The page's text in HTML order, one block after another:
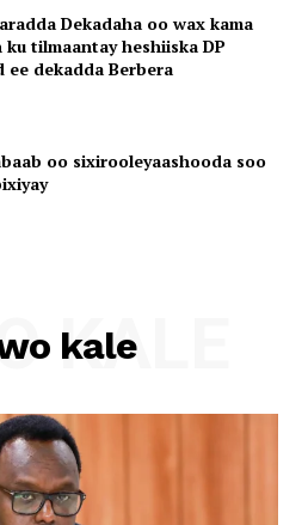
Dekadaha oo wax kama
ku tilmaantay heshiiska DP
ee dekadda Berbera
oo sixirooleyaashooda soo
kale
KALE